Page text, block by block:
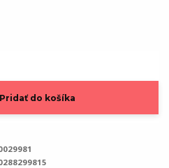
Pridať do košíka